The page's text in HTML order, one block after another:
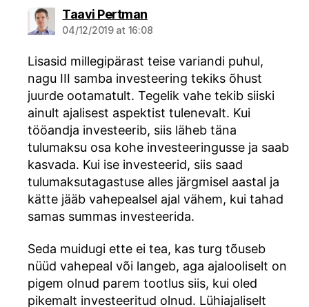
Taavi Pertmansays:
04/12/2019 at 16:08
Lisasid millegipärast teise variandi puhul,
nagu III samba investeering tekiks õhust
juurde ootamatult. Tegelik vahe tekib siiski
ainult ajalisest aspektist tulenevalt. Kui
tööandja investeerib, siis läheb täna
tulumaksu osa kohe investeeringusse ja saab
kasvada. Kui ise investeerid, siis saad
tulumaksutagastuse alles järgmisel aastal ja
kätte jääb vahepealsel ajal vähem, kui tahad
samas summas investeerida.
Seda muidugi ette ei tea, kas turg tõuseb
nüüd vahepeal või langeb, aga ajalooliselt on
pigem olnud parem tootlus siis, kui oled
pikemalt investeeritud olnud. Lühiajaliselt